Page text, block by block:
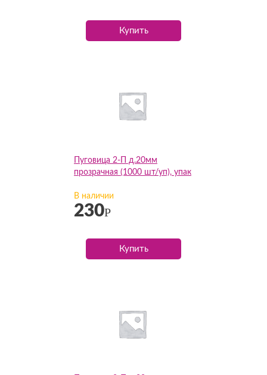
Купить
Пуговица 2-П д.20мм
прозрачная (1000 шт/уп), упак
В наличии
230Р
Купить